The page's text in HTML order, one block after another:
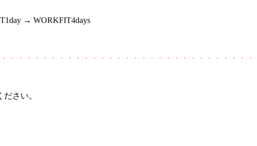
→ WORKFIT4days
・・・・・・・・・・・・・・・・・・・・・・・・・・・・・・
さい。